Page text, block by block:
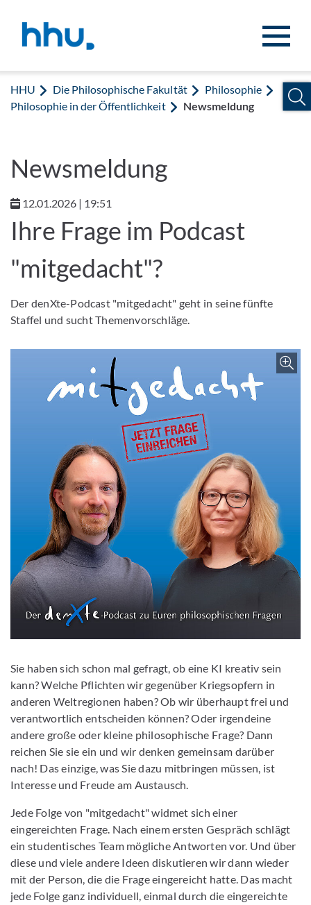
HHU Die Philosophische Fakultät
Philosophie
Philosophie in der Öffentlichkeit
Newsmeldung
Newsmeldung
12.01.2026 | 19:51
Ihre Frage im Podcast
"mitgedacht"?
Der denXte-Podcast "mitgedacht" geht in seine fünfte
Staffel und sucht Themenvorschläge.
Sie haben sich schon mal gefragt, ob eine KI kreativ sein
kann? Welche Pflichten wir gegenüber Kriegsopfern in
anderen Weltregionen haben? Ob wir überhaupt frei und
verantwortlich entscheiden können? Oder irgendeine
andere große oder kleine philosophische Frage? Dann
reichen Sie sie ein und wir denken gemeinsam darüber
nach! Das einzige, was Sie dazu mitbringen müssen, ist
Interesse und Freude am Austausch.
Jede Folge von "mitgedacht" widmet sich einer
eingereichten Frage. Nach einem ersten Gespräch schlägt
ein studentisches Team mögliche Antworten vor. Und über
diese und viele andere Ideen diskutieren wir dann wieder
mit der Person, die die Frage eingereicht hatte. Das macht
jede Folge ganz individuell, einmal durch die eingereichte